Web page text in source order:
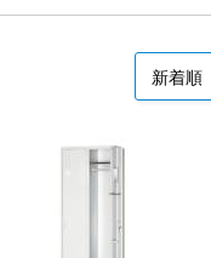
新着順